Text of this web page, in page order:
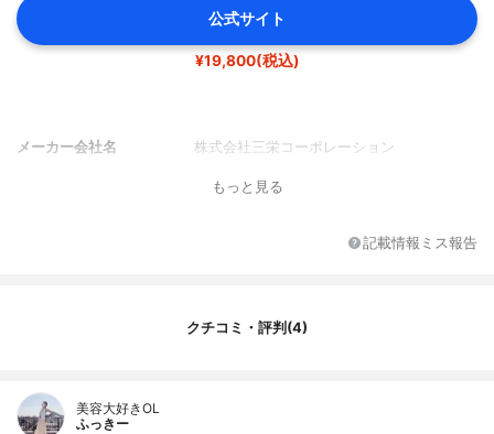
公式サイト
¥19,800(税込)
メーカー会社名 株式会社三栄コーポレーション
もっと見る
記載情報ミス報告
クチコミ・評判(4)
美容大好きOL
ふっきー